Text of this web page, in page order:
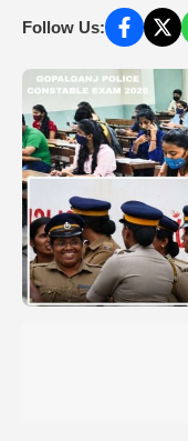
Follow Us: